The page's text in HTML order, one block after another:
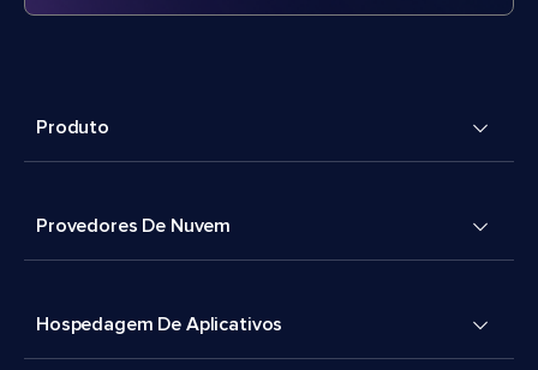
Produto
Provedores De Nuvem
Hospedagem De Aplicativos